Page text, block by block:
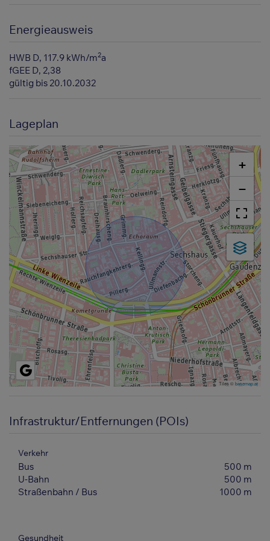
Energieausweis
HWB D, 117.9 kWh/m2a
fGEE D, 2,38
gültig bis 20.10.2032
Lageplan
+
−
Tiles ©basemap.at
Infrastruktur/Entfernungen (POIs)
Verkehr
Bus
500 m
U-Bahn
500 m
Straßenbahn / Bus
1000 m
Gesundheit